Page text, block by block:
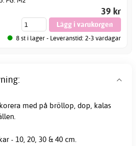
39 kr
8 st i lager - Leveranstid: 2-3 vardagar
med på bröllop, dop, kalas
- 10, 20, 30 & 40 cm.